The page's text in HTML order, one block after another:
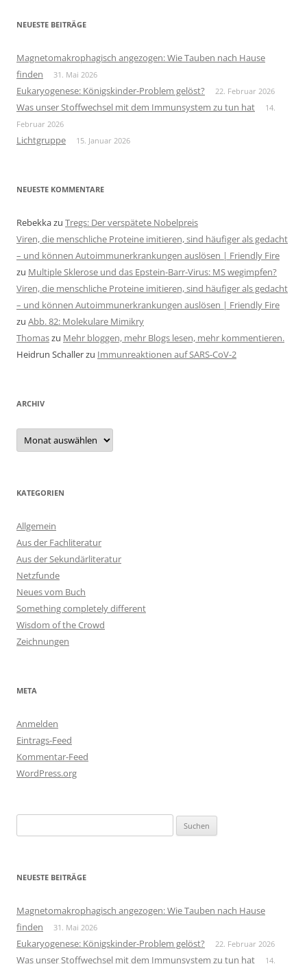
NEUESTE BEITRÄGE
Magnetomakrophagisch angezogen: Wie Tauben nach Hause
finden
31. Mai 2026
Eukaryogenese: Königskinder-Problem gelöst? 22. Februar 2026
Was unser Stoffwechsel mit dem Immunsystem zu tun hat
14.
Februar 2026
Lichtgruppe 15. Januar 2026
NEUESTE KOMMENTARE
Rebekkazu Tregs: Der verspätete Nobelpreis
Viren, die menschliche Proteine imitieren, sind häufiger als gedacht
– und können Autoimmunerkrankungen auslösen | Friendly Fire
zu Multiple Sklerose und das Epstein-Barr-Virus: MS wegimpfen?
Viren, die menschliche Proteine imitieren, sind häufiger als gedacht
– und können Autoimmunerkrankungen auslösen | Friendly Fire
zu Abb. 82: Molekulare Mimikry
Thomaszu Mehr bloggen, mehr Blogs lesen, mehr kommentieren.
Heidrun Schallerzu Immunreaktionen auf SARS-CoV-2
ARCHIV
Archiv
KATEGORIEN
Allgemein
Aus der Fachliteratur
Aus der Sekundärliteratur
Netzfunde
Neues vom Buch
Something completely different
Wisdom of the Crowd
Zeichnungen
META
Anmelden
Eintrags-Feed
Kommentar-Feed
WordPress.org
nach:
NEUESTE BEITRÄGE
Magnetomakrophagisch angezogen: Wie Tauben nach Hause
finden
31. Mai 2026
Eukaryogenese: Königskinder-Problem gelöst? 22. Februar 2026
Was unser Stoffwechsel mit dem Immunsystem zu tun hat
14.